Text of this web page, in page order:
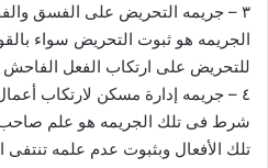
٣ – جريمه التحريض على الفسق
الجريمه هو ثبوت التحريض سواء
للتحريض على ارتكاب الفعل الفاحش
٤ – جريمه إدارة مسكن لارتكاب
شرط فى تلك الجريمه هو علم
تلك الأفعال وبثبوت عدم علمه تنتفى